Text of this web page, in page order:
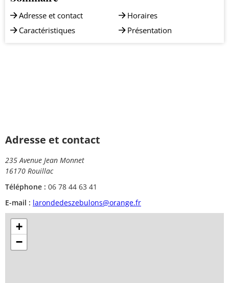
Adresse et contact
Caractéristiques
Horaires
Présentation
Adresse et contact
235 Avenue Jean Monnet
16170 Rouillac
Téléphone : 06 78 44 63 41
E-mail : larondedeszebulons@orange.fr
+
−